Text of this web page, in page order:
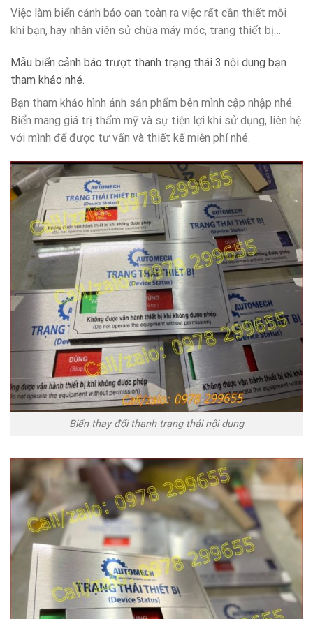
Việc làm biển cảnh báo oan toàn ra việc rất cần thiết mỗi
khi bạn, hay nhân viên sử chữa máy móc, trang thiết bị…
Mẫu biển cảnh báo trượt thanh trạng thái 3 nội dung bạn
tham khảo nhé.
Bạn tham khảo hình ảnh sản phẩm bên mình cập nhập nhé.
Biển mang giá trị thẩm mỹ và sự tiện lợi khi sử dụng, liên hệ
với mình để được tư vấn và thiết kế miễn phí nhé.
Biển thay đổi thanh trạng thái nội dung